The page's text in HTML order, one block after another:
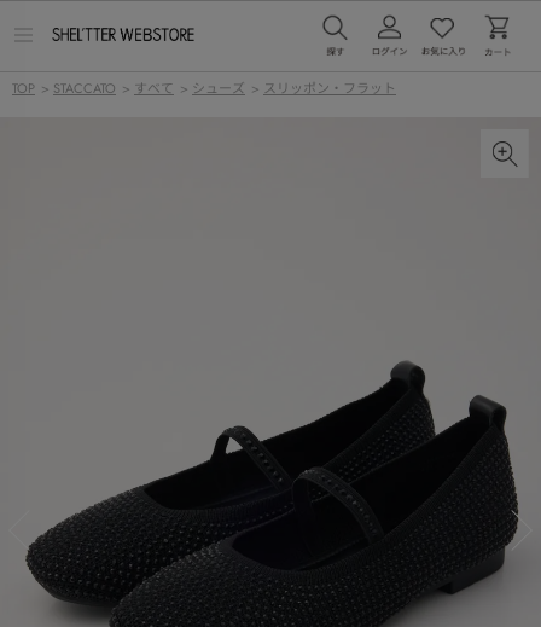
ー
TOP > STACCATO > すべて > シューズ > スリッポン・フラット